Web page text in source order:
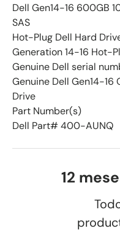
Dell Gen14-16 600GB
SAS
Hot-Plug Dell Hard
Generation 14-16 Hot-
Genuine Dell serial
Genuine Dell Gen14-
Drive
Part Number(s)
Dell Part# 400-AUNQ
12